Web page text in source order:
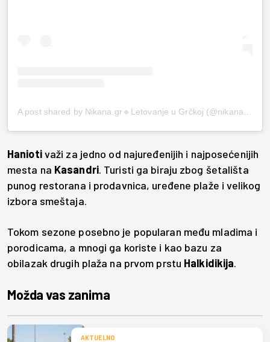
Haniotivaži za jedno od najuređenijih i najposećenijih
mesta na Kasandri. Turisti ga biraju zbog šetališta
punog restorana i prodavnica, uređene plaže i velikog
izbora smeštaja.
Tokom sezone posebno je popularan među mladima i
porodicama, a mnogi ga koriste i kao bazu za
obilazak drugih plaža na prvom prstu Halkidikija.
Možda vas zanima
AKTUELNO